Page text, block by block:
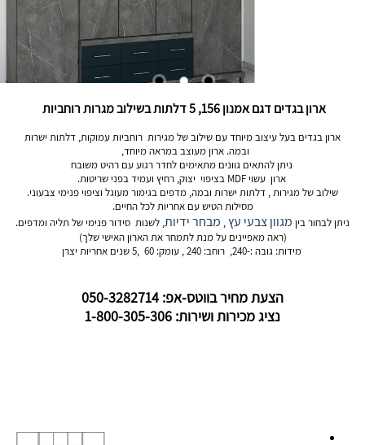
ארון בגדים דגם אמנון 156, 5 דלתות בשילוב מגרות רוחביות
ארון בגדים בעל עיצוב מיוחד עם שילוב של מגירות רוחביות עמוקות, דלתות ישרות
ובמה. ארון מעוצב במראה מיוחד,
ניתן להתאים גוונים מתאימים לחדר רגוע עם רהיט משובח
ארון עשוי MDF בציפוי יצוק, רחיץ ועמיד בפני שריטות.
שילוב של מגירות , דלתות ישרות ובמה, מדפים בגימור מעוגל וציפוי פנימי צבעוני.
מסילות הטיש עם אחריות לכל החיים.
ניתן לבחור בין מגוון צבעי עץ, מבחר ידיות, לשנות סידור פנימי של תליה ומדפים.
(ראה מאפיינים על מנת לתמחר את הארון האישי שלך)
מידות: גובה :-240, רוחב: 240 , עומק: 60 ,5 שנים אחריות יצרן
הצעת מחיר בווטס-אפ: 050-3282714
נציג מכירות ושירות: 1-800-305-306